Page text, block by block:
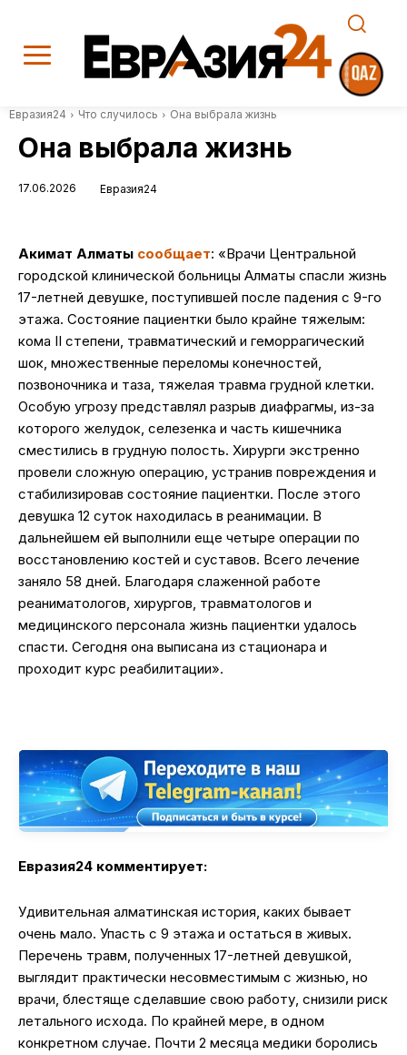
Евразия24 Что случилось Она выбрала жизнь
Она выбрала жизнь
17.06.2026 Евразия24
Акимат Алматы сообщает: «Врачи Центральной
городской клинической больницы Алматы спасли жизнь
17-летней девушке, поступившей после падения с 9-го
этажа. Состояние пациентки было крайне тяжелым:
кома II степени, травматический и геморрагический
шок, множественные переломы конечностей,
позвоночника и таза, тяжелая травма грудной клетки.
Особую угрозу представлял разрыв диафрагмы, из-за
которого желудок, селезенка и часть кишечника
сместились в грудную полость. Хирурги экстренно
провели сложную операцию, устранив повреждения и
стабилизировав состояние пациентки. После этого
девушка 12 суток находилась в реанимации. В
дальнейшем ей выполнили еще четыре операции по
восстановлению костей и суставов. Всего лечение
заняло 58 дней. Благодаря слаженной работе
реаниматологов, хирургов, травматологов и
медицинского персонала жизнь пациентки удалось
спасти. Сегодня она выписана из стационара и
проходит курс реабилитации».
Евразия24 комментирует:
Удивительная алматинская история, каких бывает
очень мало. Упасть с 9 этажа и остаться в живых.
Перечень травм, полученных 17-летней девушкой,
выглядит практически несовместимым с жизнью, но
врачи, блестяще сделавшие свою работу, снизили риск
летального исхода. По крайней мере, в одном
конкретном случае. Почти 2 месяца медики боролись